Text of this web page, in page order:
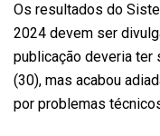
Os resultados do
2024 devem ser
publicação deveria
(30), mas acabou
por problemas